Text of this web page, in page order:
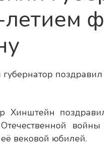
Хинштейн
вековой юбилей.